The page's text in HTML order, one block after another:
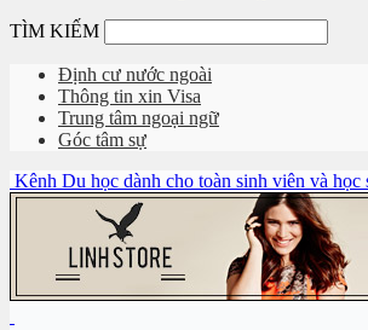
TÌM KIẾM
Định cư nước ngoài
Thông tin xin Visa
Trung tâm ngoại ngữ
Góc tâm sự
Kênh Du học dành cho toàn sinh viên và học